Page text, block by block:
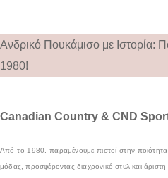
Ανδρικό Πουκάμισο με Ιστορία:
1980!
Canadian Country & CND
Από το 1980, παραμένουμε πιστοί στην ποιότητα
μόδας, προσφέροντας διαχρονικό στυλ και άριστη